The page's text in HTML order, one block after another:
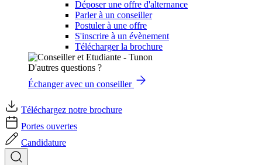
Déposer une offre d'alternance
Parler à un conseiller
Postuler à une offre
S'inscrire à un évènement
Télécharger la brochure
D'autres questions ?
Échanger avec un conseiller
Téléchargez notre brochure
Portes ouvertes
Candidature